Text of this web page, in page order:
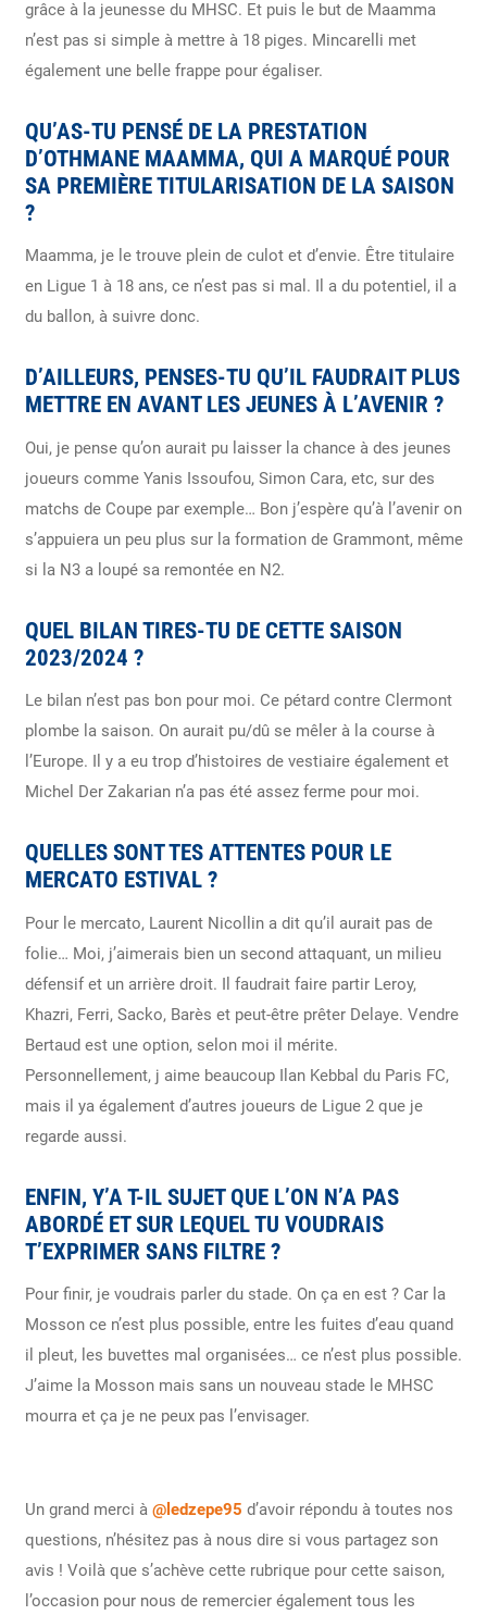
grâce à la jeunesse du MHSC. Et puis le but de Maamma
n’est pas si simple à mettre à 18 piges. Mincarelli met
également une belle frappe pour égaliser.
QU’AS-TU PENSÉ DE LA PRESTATION
D’OTHMANE MAAMMA, QUI A MARQUÉ POUR
SA PREMIÈRE TITULARISATION DE LA SAISON
?
Maamma, je le trouve plein de culot et d’envie. Être titulaire
en Ligue 1 à 18 ans, ce n’est pas si mal. Il a du potentiel, il a
du ballon, à suivre donc.
D’AILLEURS, PENSES-TU QU’IL FAUDRAIT PLUS
METTRE EN AVANT LES JEUNES À L’AVENIR ?
Oui, je pense qu’on aurait pu laisser la chance à des jeunes
joueurs comme Yanis Issoufou, Simon Cara, etc, sur des
matchs de Coupe par exemple… Bon j’espère qu’à l’avenir on
s’appuiera un peu plus sur la formation de Grammont, même
si la N3 a loupé sa remontée en N2.
QUEL BILAN TIRES-TU DE CETTE SAISON
2023/2024 ?
Le bilan n’est pas bon pour moi. Ce pétard contre Clermont
plombe la saison. On aurait pu/dû se mêler à la course à
l’Europe. Il y a eu trop d’histoires de vestiaire également et
Michel Der Zakarian n’a pas été assez ferme pour moi.
QUELLES SONT TES ATTENTES POUR LE
MERCATO ESTIVAL ?
Pour le mercato, Laurent Nicollin a dit qu’il aurait pas de
folie… Moi, j’aimerais bien un second attaquant, un milieu
défensif et un arrière droit. Il faudrait faire partir Leroy,
Khazri, Ferri, Sacko, Barès et peut-être prêter Delaye. Vendre
Bertaud est une option, selon moi il mérite.
Personnellement, j aime beaucoup Ilan Kebbal du Paris FC,
mais il ya également d’autres joueurs de Ligue 2 que je
regarde aussi.
ENFIN, Y’A T-IL SUJET QUE L’ON N’A PAS
ABORDÉ ET SUR LEQUEL TU VOUDRAIS
T’EXPRIMER SANS FILTRE ?
Pour finir, je voudrais parler du stade. On ça en est ? Car la
Mosson ce n’est plus possible, entre les fuites d’eau quand
il pleut, les buvettes mal organisées… ce n’est plus possible.
J’aime la Mosson mais sans un nouveau stade le MHSC
mourra et ça je ne peux pas l’envisager.
Un grand merci à @ledzepe95 d’avoir répondu à toutes nos
questions, n’hésitez pas à nous dire si vous partagez son
avis ! Voilà que s’achève cette rubrique pour cette saison,
l’occasion pour nous de remercier également tous les